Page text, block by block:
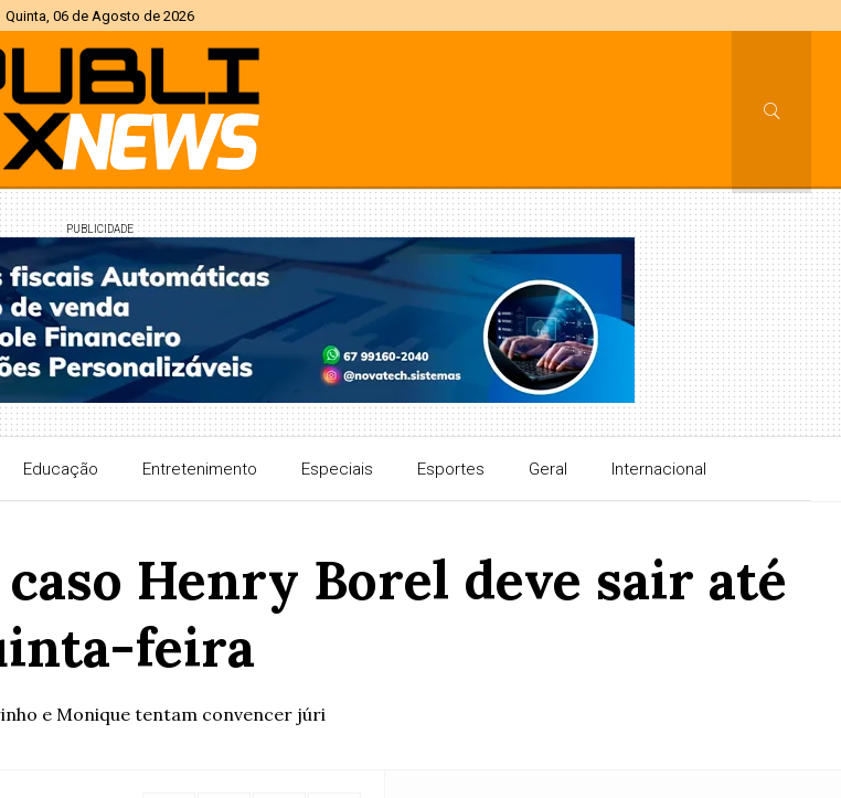
Quinta, 06 de Agosto de 2026
PUBLICIDADE
Educação Entretenimento Especiais Esportes Geral Internacional
Henry Borel deve sair até
feira
e Monique tentam convencer júri